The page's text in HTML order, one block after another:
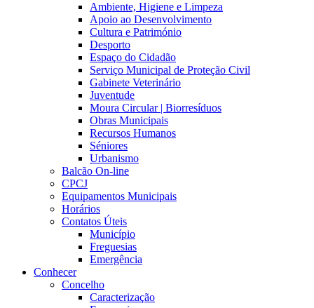
Ambiente, Higiene e Limpeza
Apoio ao Desenvolvimento
Cultura e Património
Desporto
Espaço do Cidadão
Serviço Municipal de Proteção Civil
Gabinete Veterinário
Juventude
Moura Circular | Biorresíduos
Obras Municipais
Recursos Humanos
Séniores
Urbanismo
Balcão On-line
CPCJ
Equipamentos Municipais
Horários
Contatos Úteis
Município
Freguesias
Emergência
Conhecer
Concelho
Caracterização